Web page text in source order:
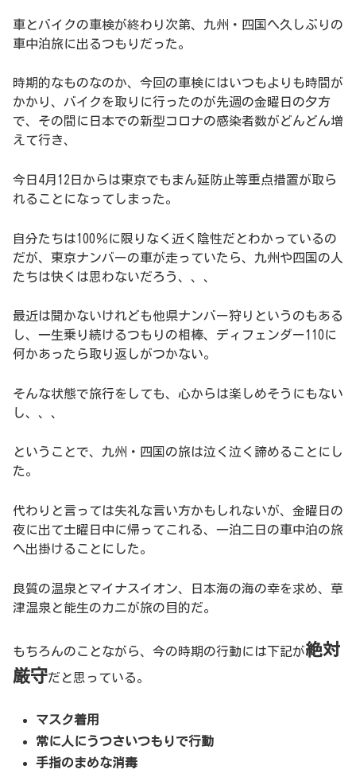
車とバイクの車検が終わり次第、九州・四国へ久しぶりの
車中泊旅に出るつもりだった。
時期的なものなのか、今回の車検にはいつもよりも時間が
かかり、バイクを取りに行ったのが先週の金曜日の夕方
で、その間に日本での新型コロナの感染者数がどんどん増
えて行き、
今日4月12日からは東京でもまん延防止等重点措置が取ら
れることになってしまった。
自分たちは100％に限りなく近く陰性だとわかっているの
だが、東京ナンバーの車が走っていたら、九州や四国の人
たちは快くは思わないだろう、、、
最近は聞かないけれども他県ナンバー狩りというのもある
し、一生乗り続けるつもりの相棒、ディフェンダー110に
何かあったら取り返しがつかない。
そんな状態で旅行をしても、心からは楽しめそうにもない
し、、、
ということで、九州・四国の旅は泣く泣く諦めることにし
た。
代わりと言っては失礼な言い方かもしれないが、金曜日の
夜に出て土曜日中に帰ってこれる、一泊二日の車中泊の旅
へ出掛けることにした。
良質の温泉とマイナスイオン、日本海の海の幸を求め、草
津温泉と能生のカニが旅の目的だ。
もちろんのことながら、今の時期の行動には下記が絶対
厳守だと思っている。
マスク着用
常に人にうつさいつもりで行動
手指のまめな消毒